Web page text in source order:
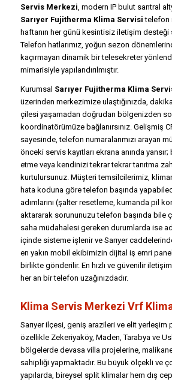
Servis Merkezi , modern IP bulut santral
Sarıyer Fujitherma Klima Servisi telefon
haftanın her günü kesintisiz iletişim desteği
Telefon hatlarımız, yoğun sezon
kaçırmayan dinamik bir telesekreter
mimarisiyle yapılandırılmıştır.
Kurumsal Sarıyer Fujitherma Klima
üzerinden merkezimize ulaştığınızda,
çilesi yaşamadan doğrudan bölgenizden
koordinatörümüze bağlanırsınız. Gelişmiş
sayesinde, telefon numaralarımızı arayan
önceki servis kayıtları ekrana anında
etme veya kendinizi tekrar tekrar tanıtma
kurtulursunuz. Müşteri temsilcilerimiz,
hata koduna göre telefon başında
adımlarını (şalter resetleme, kumanda pil
aktararak sorununuzu telefon başında bile
saha müdahalesi gereken durumlarda ise
içinde sisteme işlenir ve Sarıyer
en yakın mobil ekibimizin dijital iş emri
birlikte gönderilir. En hızlı ve güvenilir
her an bir telefon uzağınızdadır.
Klima Servis Merkezi Vrf
Sarıyer ilçesi, geniş arazileri ve elit yerleşim
özellikle Zekeriyaköy, Maden, Tarabya ve
bölgelerde devasa villa projelerine,
sahipliği yapmaktadır. Bu büyük ölçekli ve
yapılarda, bireysel split klimalar hem dış